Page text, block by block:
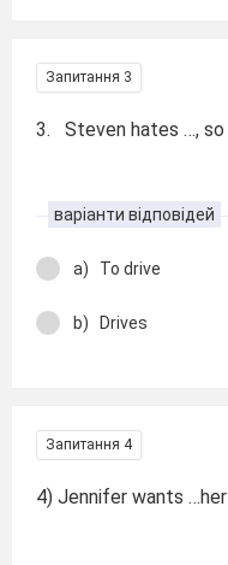
Запитання 3
3. Steven hates …, so
варіанти відповідей
a) To drive
b) Drives
Запитання 4
4) Jennifer wants